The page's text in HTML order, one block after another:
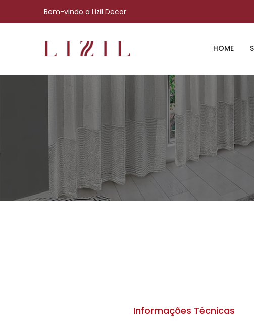
Bem-vindo a Lizil Decor
HOME
Informações Técnicas